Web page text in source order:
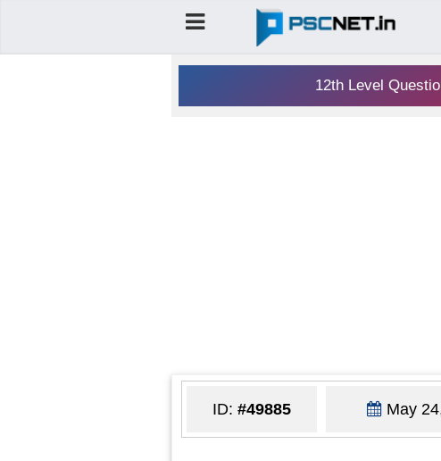
12th Level
ID: #49885 May